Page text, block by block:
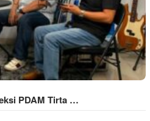
PDAM Tirta …